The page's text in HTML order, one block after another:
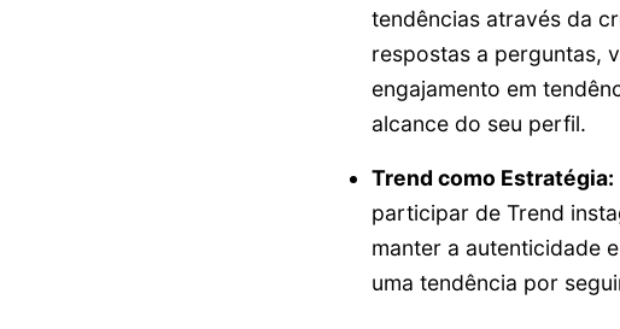
tendências através da
respostas a perguntas,
engajamento em
alcance do seu perfil.
Trend como Estratégia:
participar de Trend
manter a autenticidade
uma tendência por